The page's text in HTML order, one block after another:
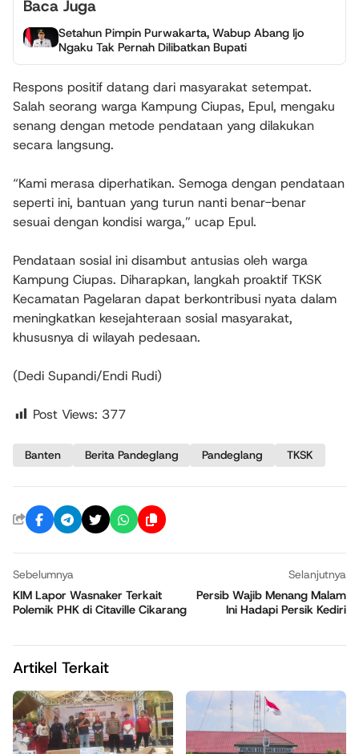
Baca Juga
Setahun Pimpin Purwakarta, Wabup Abang Ijo
Ngaku Tak Pernah Dilibatkan Bupati
Respons positif datang dari masyarakat setempat.
Salah seorang warga Kampung Ciupas, Epul, mengaku
senang dengan metode pendataan yang dilakukan
secara langsung.
“Kami merasa diperhatikan. Semoga dengan pendataan
seperti ini, bantuan yang turun nanti benar-benar
sesuai dengan kondisi warga,” ucap Epul.
Pendataan sosial ini disambut antusias oleh warga
Kampung Ciupas. Diharapkan, langkah proaktif TKSK
Kecamatan Pagelaran dapat berkontribusi nyata dalam
meningkatkan kesejahteraan sosial masyarakat,
khususnya di wilayah pedesaan.
(Dedi Supandi/Endi Rudi)
Post Views: 377
Banten Berita Pandeglang Pandeglang TKSK
Sebelumnya
KIM Lapor Wasnaker Terkait
Polemik PHK di Citaville Cikarang
Selanjutnya
Persib Wajib Menang Malam
Ini Hadapi Persik Kediri
Artikel Terkait